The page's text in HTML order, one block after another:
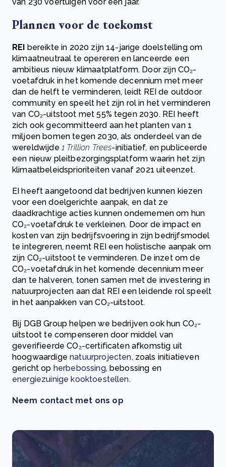
Plannen voor de toekomst
REI bereikte in 2020 zijn 14-jarige doelstelling om
klimaatneutraal te opereren en lanceerde een
ambitieus nieuw klimaatplatform. Door zijn CO₂-
voetafdruk in het komende decennium met meer
dan de helft te verminderen, leidt REI de outdoor
community en speelt het zijn rol in het verminderen
van CO₂-uitstoot met 55% tegen 2030. REI heeft
zich ook gecommitteerd aan het planten van 1
miljoen bomen tegen 2030, als onderdeel van de
wereldwijde 1 Trillion Trees-initiatief, en publiceerde
een nieuw pleitbezorgingsplatform waarin het zijn
klimaatbeleidsprioriteiten vanaf 2021 uiteenzet.
EI heeft aangetoond dat bedrijven kunnen kiezen
voor een doelgerichte aanpak, en dat ze
daadkrachtige acties kunnen ondernemen om hun
CO₂-voetafdruk te verkleinen. Door de impact en
kosten van zijn bedrijfsvoering in zijn bedrijfsmodel
te integreren, neemt REI een holistische aanpak om
zijn CO₂-uitstoot te verminderen. De inzet om de
CO₂-voetafdruk in het komende decennium meer
dan te halveren, tonen samen met de investering in
natuurprojecten aan dat REI een leidende rol speelt
in het aanpakken van CO₂-uitstoot.
Bij DGB Group helpen we bedrijven ook hun CO₂-
uitstoot te compenseren door middel van
geverifieerde CO₂-certificaten afkomstig uit
hoogwaardigenatuurprojecten, zoals initiatieven
gericht op herbebossing, bebossing en
energiezuinige kooktoestellen.
Neem contact met ons op